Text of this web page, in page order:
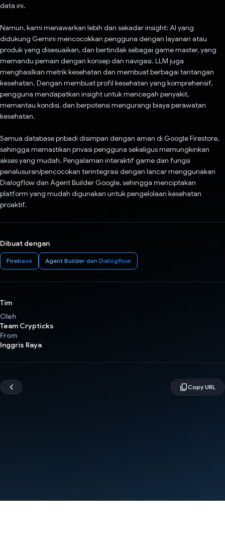
data ini.
Namun, kami menawarkan lebih dari sekadar insight: AI yang
didukung Gemini mencocokkan pengguna dengan layanan atau
produk yang disesuaikan, dan bertindak sebagai game master, yang
memandu pemain dengan konsep dan navigasi. LLM juga
menghasilkan metrik kesehatan dan membuat berbagai tantangan
kesehatan. Dengan membuat profil kesehatan yang komprehensif,
pengguna mendapatkan insight untuk mencegah penyakit,
memantau kondisi, dan berpotensi mengurangi biaya perawatan
kesehatan.
Semua database pribadi disimpan dengan aman di Google Firestore,
sehingga memastikan privasi pengguna sekaligus memungkinkan
akses yang mudah. Pengalaman interaktif game dan fungsi
penelusuran/pencocokan terintegrasi dengan lancar menggunakan
Dialogflow dan Agent Builder Google, sehingga menciptakan
platform yang mudah digunakan untuk pengelolaan kesehatan
proaktif.
Dibuat dengan
Firebase Agent Builder dan Dialogflow
Tim
Oleh
Team Crypticks
From
Inggris Raya